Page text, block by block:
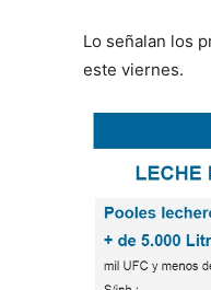
Lo señalan los
este viernes.